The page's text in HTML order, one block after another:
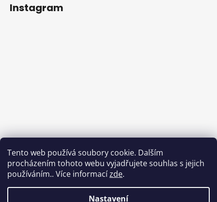
Tento web používá soubory cookie. Dalším
procházením tohoto webu vyjadřujete souhlas s jejich
používáním.. Více informacízde.
Nastavení
Instagram